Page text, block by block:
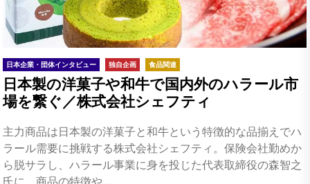
日本企業・団体インタビュー 独自企画 食品関連
日本製の洋菓子や和牛で国内外のハラール市
場を繋ぐ／株式会社シェフティ
主力商品は日本製の洋菓子と和牛という特徴的な品揃えでハ
ラール需要に挑戦する株式会社シェフティ。保険会社勤めか
ら脱サラし、ハラール事業に身を投じた代表取締役の森智之
氏に、商品の特徴や...